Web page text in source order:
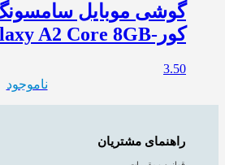
کور-Samsung Galaxy A2 Core 8GB
3.50
ناموجود
راهنمای مشتریان